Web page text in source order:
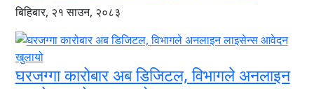
बिहिबार, २१ साउन, २०८३
घरजग्गा कारोबार अब डिजिटल, विभागले अनलाइन